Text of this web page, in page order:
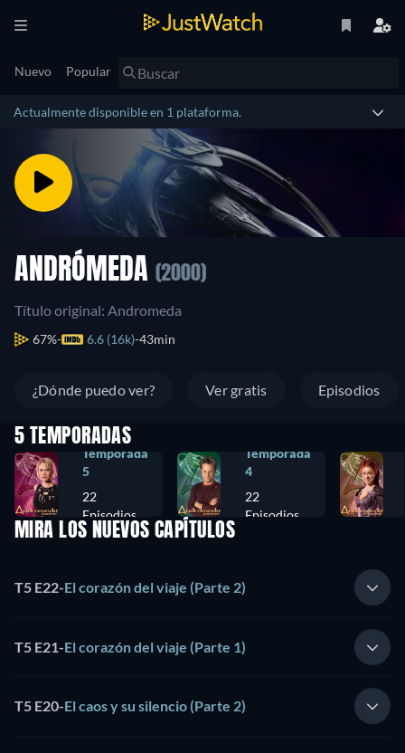
Nuevo Popular
Actualmente disponible en 1 plataforma.
ANDRÓMEDA (2000)
Título original: Andromeda
67% 6.6 (16k) 43min
¿Dónde puedo ver? Ver gratis Episodios
5 TEMPORADAS
Temporada
5
22
Episodios
Temporada
4
22
Episodios
MIRA LOS NUEVOS CAPÍTULOS
T5 E22-El corazón del viaje (Parte 2)
T5 E21-El corazón del viaje (Parte 1)
T5 E20-El caos y su silencio (Parte 2)